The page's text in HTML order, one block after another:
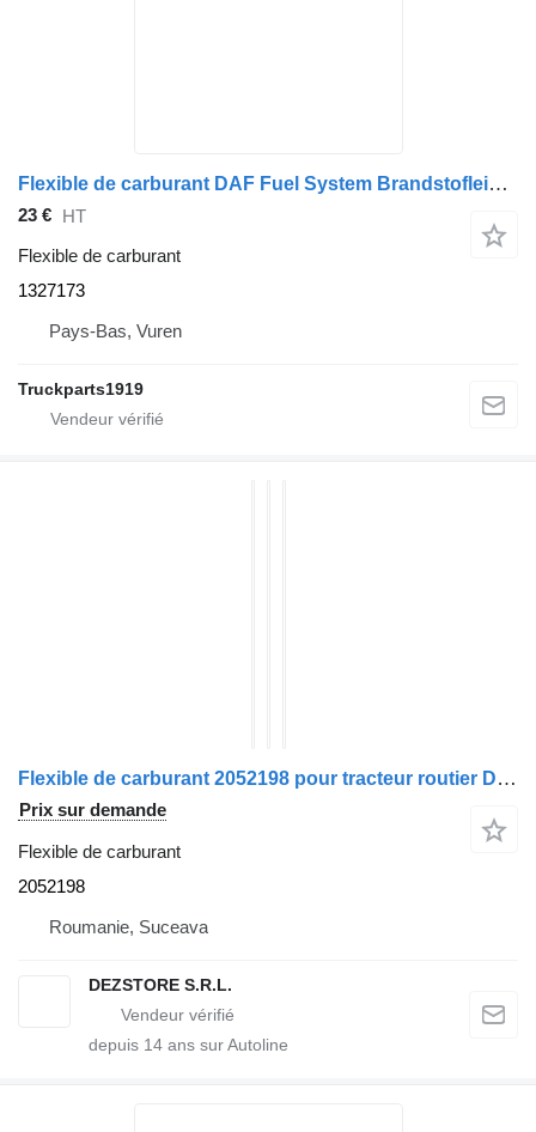
Flexible de carburant DAF Fuel System Brandstofleiding 1327173 pour camion
23 € HT
Flexible de carburant
1327173
Pays-Bas, Vuren
Truckparts1919
Flexible de carburant 2052198 pour tracteur routier DAF XF
Prix sur demande
Flexible de carburant
2052198
Roumanie, Suceava
DEZSTORE S.R.L.
depuis 14 ans sur Autoline